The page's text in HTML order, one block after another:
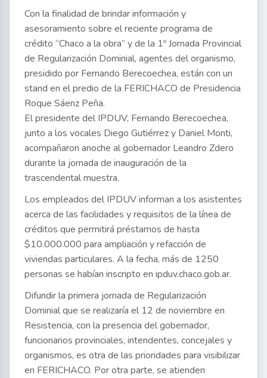
Con la finalidad de brindar información y
asesoramiento sobre el reciente programa de
crédito “Chaco a la obra” y de la 1º Jornada Provincial
de Regularización Dominial, agentes del organismo,
presidido por Fernando Berecoechea, están con un
stand en el predio de la FERICHACO de Presidencia
Roque Sáenz Peña.
El presidente del IPDUV, Fernando Berecoechea,
junto a los vocales Diego Gutiérrez y Daniel Monti,
acompañaron anoche al gobernador Leandro Zdero
durante la jornada de inauguración de la
trascendental muestra.
Los empleados del IPDUV informan a los asistentes
acerca de las facilidades y requisitos de la línea de
créditos que permitirá préstamos de hasta
$10.000.000 para ampliación y refacción de
viviendas particulares. A la fecha, más de 1250
personas se habían inscripto en ipduv.chaco.gob.ar.
Difundir la primera jornada de Regularización
Dominial que se realizaría el 12 de noviembre en
Resistencia, con la presencia del gobernador,
funcionarios provinciales, intendentes, concejales y
organismos, es otra de las prioridades para visibilizar
en FERICHACO. Por otra parte, se atienden